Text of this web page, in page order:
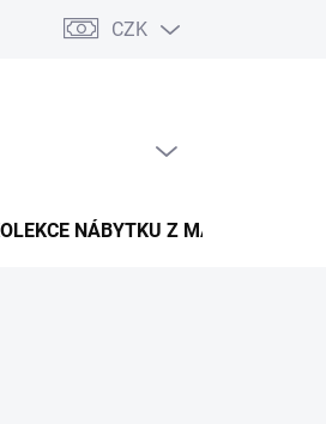
údajů Pojištění zásilky
CZK
NÁBYTKU Z MASIVU